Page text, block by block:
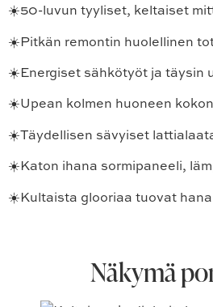
☀️50-luvun tyyliset, keltaiset
☀️Pitkän remontin huolellinen
☀️Energiset sähkötyöt ja täysin
☀️Upean kolmen huoneen
☀️Täydellisen sävyiset
☀️Katon ihana sormipaneeli,
☀️Kultaista glooriaa tuovat
Näkymä